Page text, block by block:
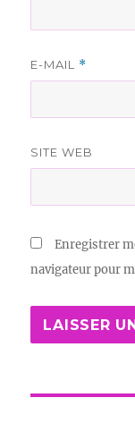
E-MAIL *
SITE WEB
Enregistrer
navigateur pour